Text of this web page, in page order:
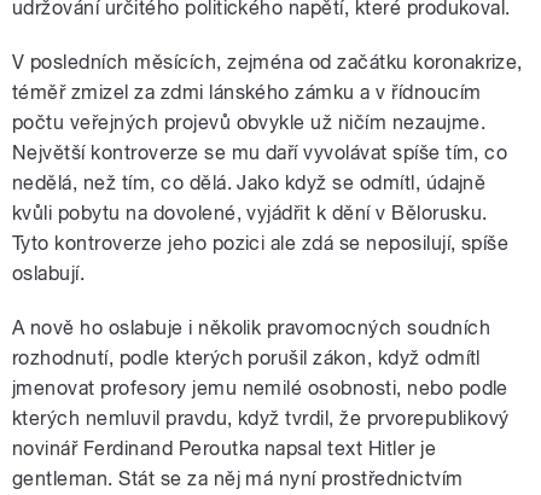
udržování určitého politického napětí, které produkoval.
V posledních měsících, zejména od začátku koronakrize,
téměř zmizel za zdmi lánského zámku a v řídnoucím
počtu veřejných projevů obvykle už ničím nezaujme.
Největší kontroverze se mu daří vyvolávat spíše tím, co
nedělá, než tím, co dělá. Jako když se odmítl, údajně
kvůli pobytu na dovolené, vyjádřit k dění v Bělorusku.
Tyto kontroverze jeho pozici ale zdá se neposilují, spíše
oslabují.
A nově ho oslabuje i několik pravomocných soudních
rozhodnutí, podle kterých porušil zákon, když odmítl
jmenovat profesory jemu nemilé osobnosti, nebo podle
kterých nemluvil pravdu, když tvrdil, že prvorepublikový
novinář Ferdinand Peroutka napsal text Hitler je
gentleman. Stát se za něj má nyní prostřednictvím